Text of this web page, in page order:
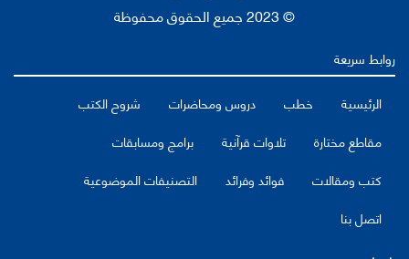
© 2023 جميع الحقوق محفوظة
روابط سريعة
الرئيسية
خطب دروس ومحاضرات
شروح الكتب
مقاطع مختارة
تلاوات قرآنية
برامج ومسابقات
كتب ومقالات
فوائد وفرائد
التصنيفات الموضوعية
اتصل بنا